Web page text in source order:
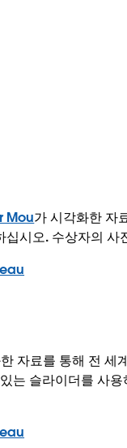
Mou가 시각화한 자
시오. 수상자의
자료를 통해 전 세
는 슬라이더를 사